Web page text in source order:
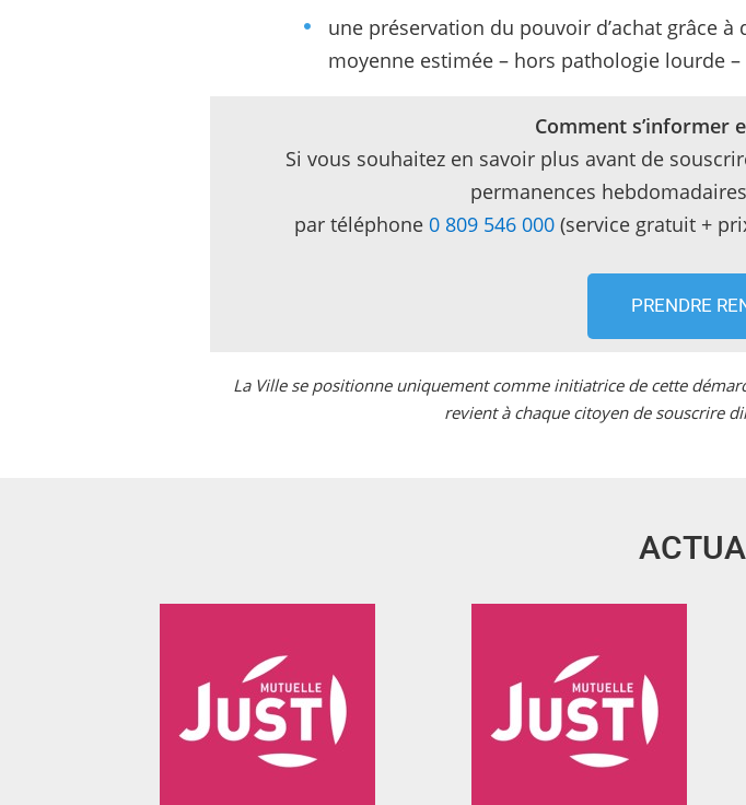
une préservation du pouvoir d’achat grâce
moyenne estimée – hors pathologie lourde –
Comment s’informer
Si vous souhaitez en savoir plus avant de
permanences
par téléphone 0 809 546 000 (service gratuit +
PRENDRE
La Ville se positionne uniquement comme initiatrice de cette
revient à chaque citoyen de souscrire